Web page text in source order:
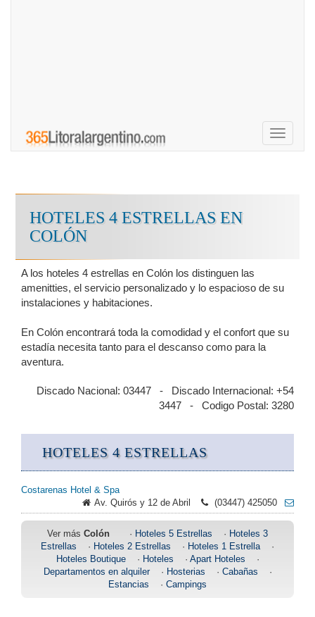
Toggle
HOTELES 4 ESTRELLAS EN
COLÓN
A los hoteles 4 estrellas en Colón los distinguen las
amenitties, el servicio personalizado y lo espacioso de su
instalaciones y habitaciones.
En Colón encontrará toda la comodidad y el confort que su
estadía necesita tanto para el descanso como para la
aventura.
Discado Nacional: 03447 - Discado Internacional: +54
3447 - Codigo Postal: 3280
HOTELES 4 ESTRELLAS
Costarenas Hotel & Spa
Av. Quirós y 12 de Abril
(03447) 425050
Ver más Colón · Hoteles 5 Estrellas · Hoteles 3
Estrellas · Hoteles 2 Estrellas · Hoteles 1 Estrella·
Hoteles Boutique· Hoteles · Apart Hoteles ·
Departamentos en alquiler· Hosterias · Cabañas ·
Estancias · Campings